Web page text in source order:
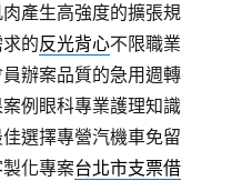
產生高強度的擴張規
的反光背心不限職業
辦案品質的急用週轉
例眼科專業護理知識
佳選擇專營汽機車免留
化專案台北市支票借